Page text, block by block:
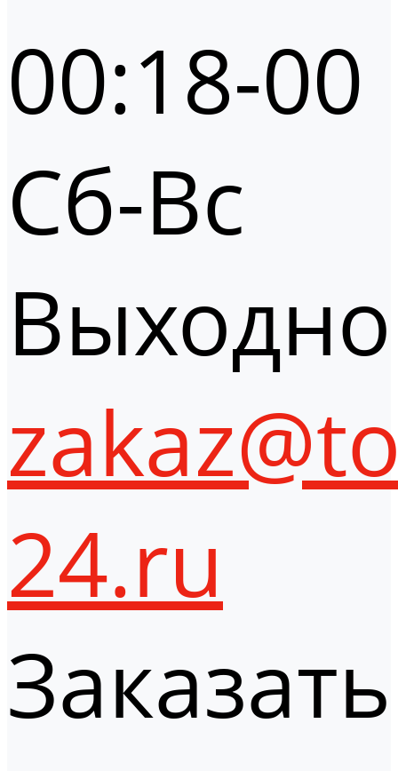
00:18-00
Сб-Вс
24.ru
Заказать